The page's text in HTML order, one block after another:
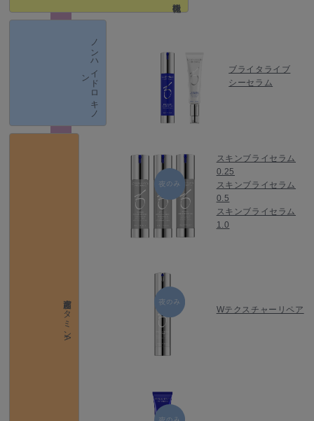
ノ
ン
ハ
イ
ド
ロ
キ
ノ
ン
ブライタライブ
シーセラム
高濃度ビタミンA
スキンブライセラム
0.25
スキンブライセラム
0.5
スキンブライセラム
1.0
Wテクスチャーリペア